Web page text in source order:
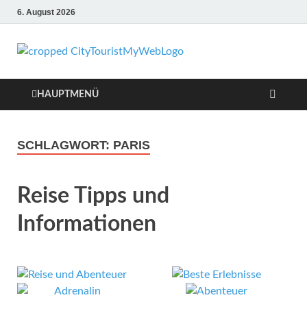
6. August 2026
Reise
Freizeit, Reise
HAUPTMENÜ
SCHLAGWORT: PARIS
Reise Tipps und
Informationen